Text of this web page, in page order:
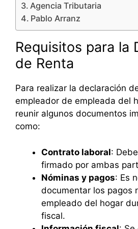
Agencia Tributaria
Pablo Arranz
Requisitos para la
de Renta
Para realizar la declaración
empleador de empleada del
reunir algunos documentos
como:
Contrato laboral:
firmado por ambas
Nóminas y pagos: Es
documentar los pagos
empleado del hogar
fiscal.